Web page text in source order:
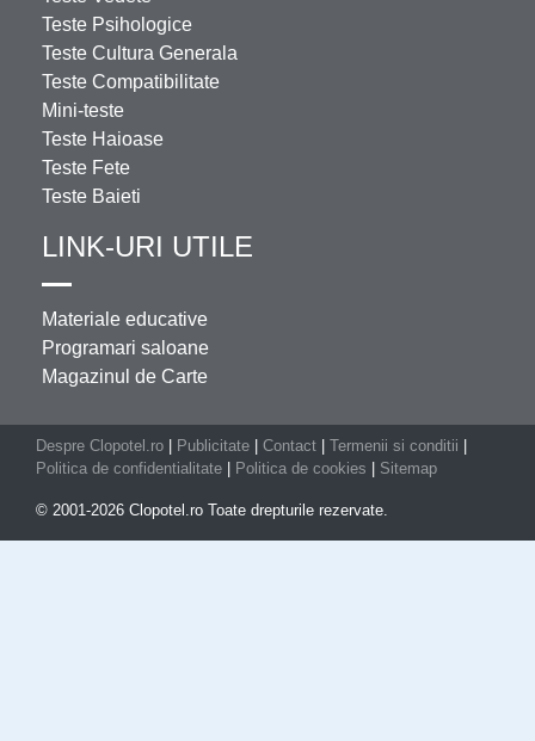
Teste Psihologice
Teste Cultura Generala
Teste Compatibilitate
Mini-teste
Teste Haioase
Teste Fete
Teste Baieti
LINK-URI UTILE
Materiale educative
Programari saloane
Magazinul de Carte
Despre Clopotel.ro Publicitate Contact Termenii si conditii
Politica de confidentialitate
Politica de cookies Sitemap
© 2001-2026 Clopotel.ro Toate drepturile rezervate.